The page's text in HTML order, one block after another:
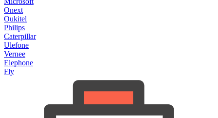
Onext
Oukitel
Philips
Caterpillar
Ulefone
Vernee
Elephone
Fly